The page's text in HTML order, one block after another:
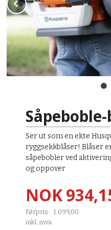
Ser ut som en ekte
ryggsekkblåser! Blåser
såpebobler ved
og oppover
Tilbud
NOK
Førpris: 1 099,00
Rabatt
inkl. mva.